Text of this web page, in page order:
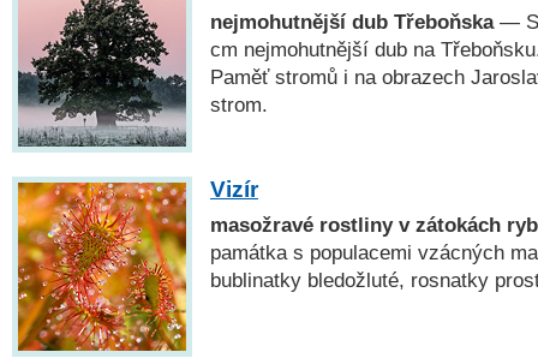
nejmohutnější dub Třeboňska — S
cm nejmohutnější dub na
Paměť stromů i na obrazech
strom.
Vizír
masožravé rostliny v zátokách
památka s populacemi vzácných
bublinatky bledožluté, rosnatky